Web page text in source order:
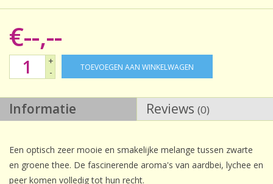
€--,--
+
-
TOEVOEGEN AAN WINKELWAGEN
Informatie Reviews (0)
Een optisch zeer mooie en smakelijke melange tussen zwarte
en groene thee. De fascinerende aroma's van aardbei, lychee en
peer komen volledig tot hun recht.